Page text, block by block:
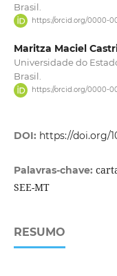
Brasil.
https://orcid.org/0000-
Maritza Maciel
Universidade do
Brasil.
https://orcid.org/0000-
DOI: https://doi.org/
Palavras-chave:
SEE-MT
RESUMO